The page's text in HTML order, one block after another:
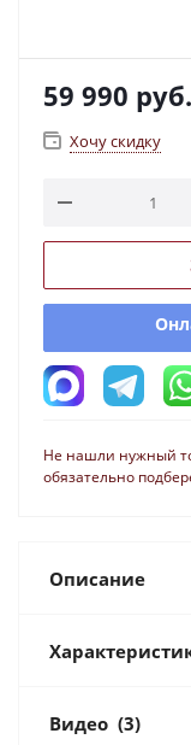
59 990 руб.
Хочу скидку
Не нашли нужный
обязательно
Описание
Видео (3)